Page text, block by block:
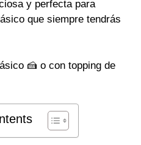
y perfecta para
que siempre tendrás
🍰 o con topping de